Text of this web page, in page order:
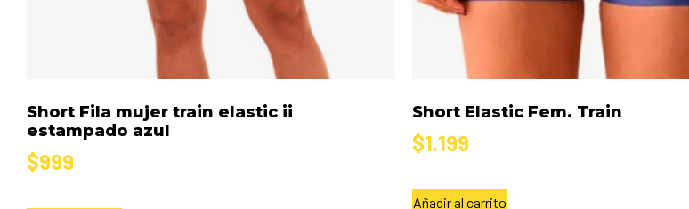
Short Fila mujer train elastic ii
estampado azul
$999
Short Elastic Fem. Train
$1.199
Añadir al carrito